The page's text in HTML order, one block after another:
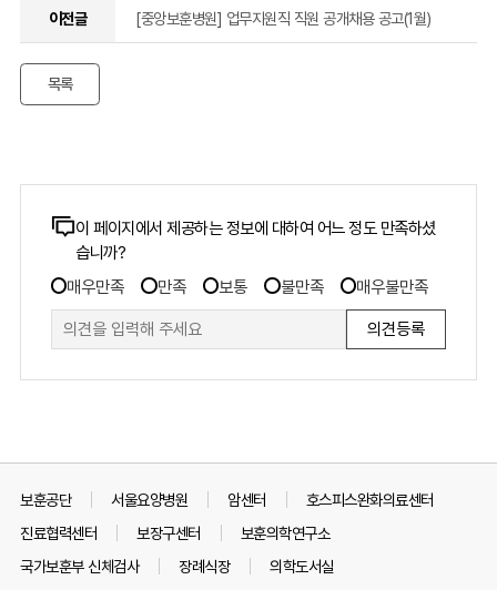
원
기
제
개
용
[1
월]
이전글 [중앙보훈병원] 업무지원직 직원 공개채용 공고(1월)
목록
콘
츠
만
족
이 페이지에서 제공하는 정보에 대하여 어느 정도 만족하셨
습니까?
만
족
조
매우만족 만족 보통 불만족 매우불만족
보훈공단 서울요양병원 암센터
호스피스완화의료센터
진료협력센터
보장구센터
보훈의학연구소
국가보훈부 신체검사
장례식장 의학도서실